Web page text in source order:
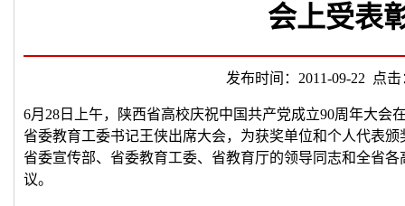
会上受表
发布时间：2011-09-22 点
6月28日上午，陕西省高校庆祝中国共产党成立90周年大会
省委教育工委书记王侠出席大会，为获奖单位和个人代表
省委宣传部、省委教育工委、省教育厅的领导同志和全省
议。